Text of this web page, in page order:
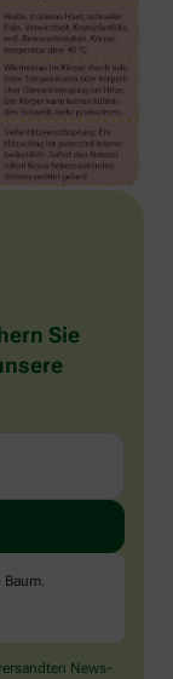
Sie
Baum
News-